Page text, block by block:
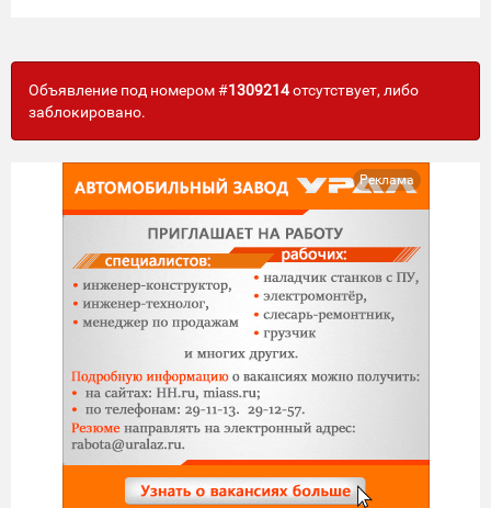
Объявление под номером #1309214отсутствует, либо
заблокировано.
Реклама